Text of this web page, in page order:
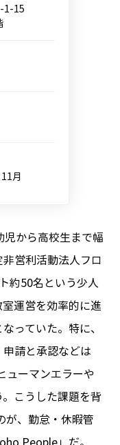
1-15
月
から高校生まで幅
営利活動法人フロ
約50名という少人
運営を効率的に進
っていた。特に、
請と承認などは
ューマンエラーや
こうした課題を背
が、勤怠・休暇管
People」だ。